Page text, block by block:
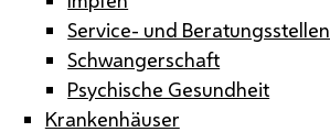
Service- und Beratungsstellen
Schwangerschaft
Psychische Gesundheit
Krankenhäuser